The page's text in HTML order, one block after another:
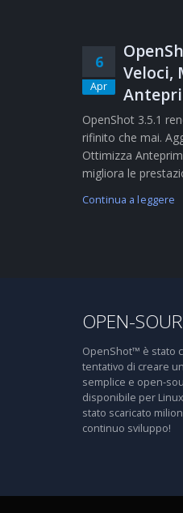
6
Apr
Veloci,
OpenShot 3.5.1
rifinito che mai.
Ottimizza
migliora le
Continua a leggere
OPEN-
OpenShot™ è stato
tentativo di creare
semplice e open-
disponibile per
stato scaricato
continuo sviluppo!